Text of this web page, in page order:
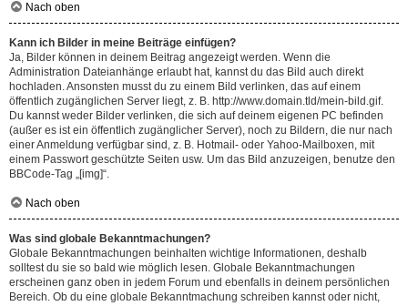
Nach oben
Kann ich Bilder in meine Beiträge einfügen?
Ja, Bilder können in deinem Beitrag angezeigt werden. Wenn die
Administration Dateianhänge erlaubt hat, kannst du das Bild auch direkt
hochladen. Ansonsten musst du zu einem Bild verlinken, das auf einem
öffentlich zugänglichen Server liegt, z. B. http://www.domain.tld/mein-bild.gif.
Du kannst weder Bilder verlinken, die sich auf deinem eigenen PC befinden
(außer es ist ein öffentlich zugänglicher Server), noch zu Bildern, die nur nach
einer Anmeldung verfügbar sind, z. B. Hotmail- oder Yahoo-Mailboxen, mit
einem Passwort geschützte Seiten usw. Um das Bild anzuzeigen, benutze den
BBCode-Tag „[img]“.
Nach oben
Was sind globale Bekanntmachungen?
Globale Bekanntmachungen beinhalten wichtige Informationen, deshalb
solltest du sie so bald wie möglich lesen. Globale Bekanntmachungen
erscheinen ganz oben in jedem Forum und ebenfalls in deinem persönlichen
Bereich. Ob du eine globale Bekanntmachung schreiben kannst oder nicht,